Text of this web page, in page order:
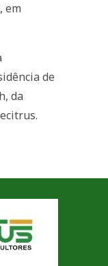
em
de
da